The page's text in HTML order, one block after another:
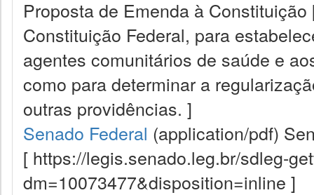
Proposta de Emenda à
Constituição Federal, para
agentes comunitários de saúde e
como para determinar a
outras providências. ]
Senado Federal (application/pdf)
[ https://legis.senado.leg.br/sdleg-
dm=10073477&disposition=inline ]